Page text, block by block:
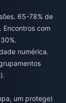
65-78% de
Encontros com
numérica.
um protege)